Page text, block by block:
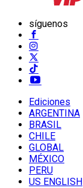
síguenos
Ediciones
ARGENTINA
BRASIL
CHILE
GLOBAL
MÉXICO
PERU
US ENGLISH